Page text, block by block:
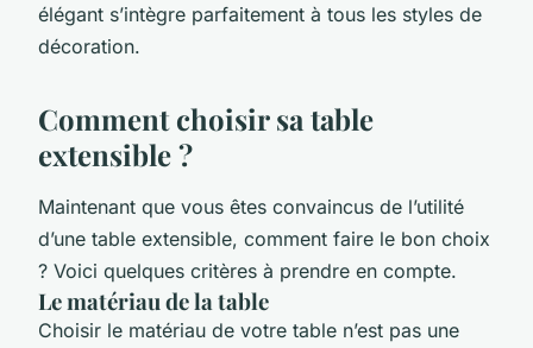
élégant s’intègre parfaitement à tous les styles de
décoration.
Comment choisir sa table
extensible ?
Maintenant que vous êtes convaincus de l’utilité
d’une table extensible, comment faire le bon choix
? Voici quelques critères à prendre en compte.
Le matériau de la table
Choisir le matériau de votre table n’est pas une